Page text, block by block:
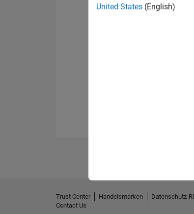
United States (English)
Trust Center Handelsmarken Datenschutz-
Contact Us